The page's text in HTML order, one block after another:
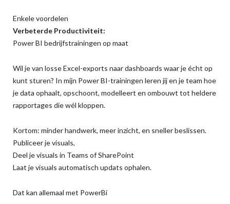
Enkele voordelen
Verbeterde Productiviteit:
Power BI bedrijfstrainingen op maat
Wil je van losse Excel-exports naar dashboards waar je écht op
kunt sturen? In mijn Power BI-trainingen leren jij en je team hoe
je data ophaalt, opschoont, modelleert en ombouwt tot heldere
rapportages die wél kloppen.
Kortom: minder handwerk, meer inzicht, en sneller beslissen.
Publiceer je visuals,
Deel je visuals in Teams of SharePoint
Laat je visuals automatisch updats ophalen.
Dat kan allemaal met PowerBi